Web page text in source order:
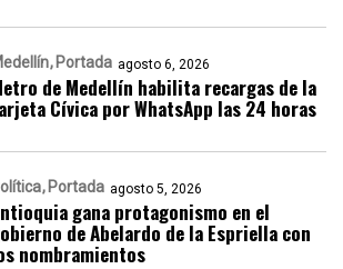
Portada agosto 6, 2026
de Medellín habilita recargas de la
Cívica por WhatsApp las 24 horas
Portada agosto 5, 2026
gana protagonismo en el
de Abelardo de la Espriella con
nombramientos